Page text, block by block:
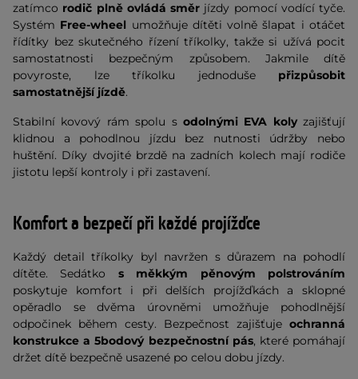
zatímco rodič plně ovládá směr jízdy pomocí vodící tyče.
Systém Free-wheel umožňuje dítěti volně šlapat i otáčet
řídítky bez skutečného řízení tříkolky, takže si užívá pocit
samostatnosti bezpečným způsobem. Jakmile dítě
povyroste, lze tříkolku jednodušepřizpůsobit
samostatnější jízdě.
Stabilní kovový rám spolu s odolnými EVA kolyzajišťují
klidnou a pohodlnou jízdu bez nutnosti údržby nebo
huštění. Díky dvojité brzdě na zadních kolech mají rodiče
jistotu lepší kontroly i při zastavení.
Komfort a bezpečí při každé projížďce
Každý detail tříkolky byl navržen s důrazem na pohodlí
dítěte. Sedátko s měkkým pěnovým polstrováním
poskytuje komfort i při delších projížďkách a sklopné
opěradlo se dvěma úrovněmi umožňuje pohodlnější
odpočinek během cesty. Bezpečnost zajišťuje ochranná
konstrukce a 5bodový bezpečnostní pás, které pomáhají
držet dítě bezpečně usazené po celou dobu jízdy.